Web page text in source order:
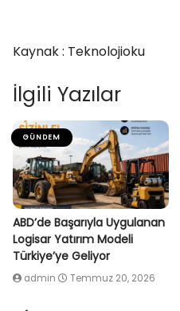
Kaynak : Teknolojioku
İlgili Yazılar
GÜNDEM
ABD’de Başarıyla Uygulanan
Logisar Yatırım Modeli
Türkiye’ye Geliyor
admin Temmuz 20, 2026